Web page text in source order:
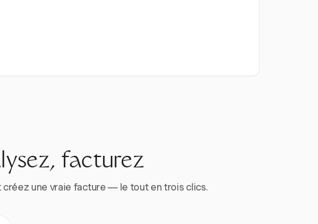
facturez
une vraie facture — le tout en trois clics.